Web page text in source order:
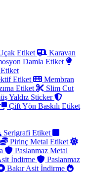
Etiket
Karavan
Damla Etiket
Etiket
Membran
Etiket
Slim Cut
Yaldız Sticker
Çift Yön Baskılı Etiket
Serigrafi Etiket
Pirinç Metal Etiket
Paslanmaz Metal
İndirme
Paslanmaz
Bakır Asit İndirme